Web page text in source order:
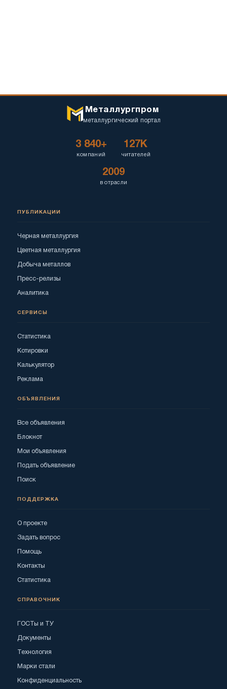
Металлургпром
металлургический портал
3 840+
компаний
127K
читателей
2009
в отрасли
ПУБЛИКАЦИИ
Черная металлургия
Цветная металлургия
Добыча металлов
Пресс-релизы
Аналитика
СЕРВИСЫ
Статистика
Котировки
Калькулятор
Реклама
ОБЪЯВЛЕНИЯ
Все объявления
Блокнот
Мои объявления
Подать объявление
Поиск
ПОДДЕРЖКА
О проекте
Задать вопрос
Помощь
Контакты
Статистика
СПРАВОЧНИК
ГОСТы и ТУ
Документы
Технология
Марки стали
Конфиденциальность